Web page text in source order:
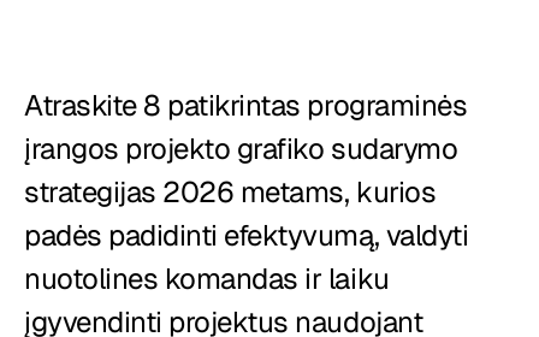
Kainos
Atraskite 8 patikrintas programinės
įrangos projekto grafiko sudarymo
strategijas 2026 metams, kurios
padės padidinti efektyvumą, valdyti
nuotolines komandas ir laiku
įgyvendinti projektus naudojant